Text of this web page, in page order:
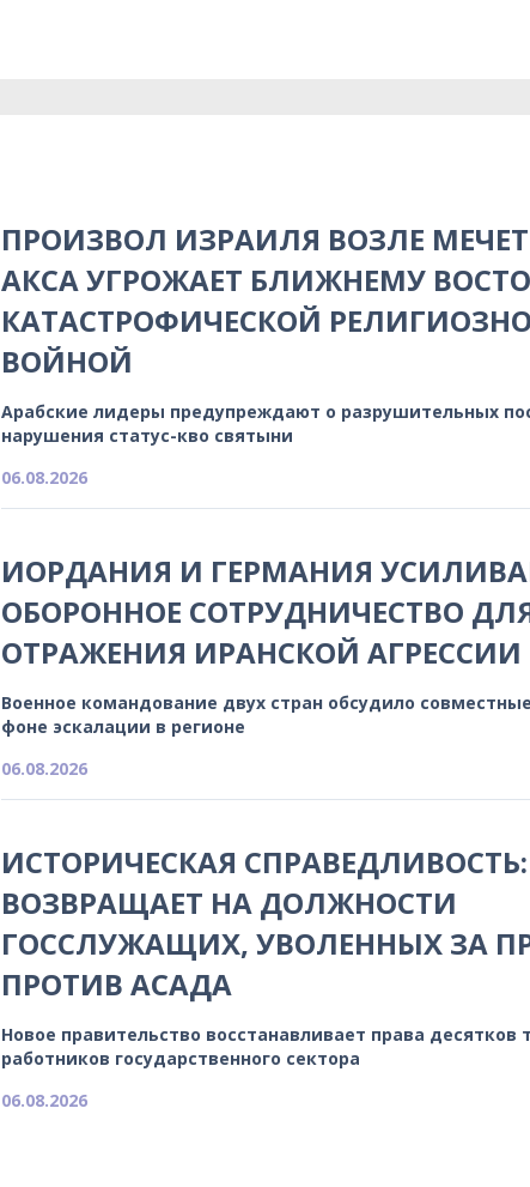
ПРОИЗВОЛ ИЗРАИЛЯ ВОЗЛЕ
АКСА УГРОЖАЕТ БЛИЖНЕМУ
КАТАСТРОФИЧЕСКОЙ
ВОЙНОЙ
Арабские лидеры предупреждают о разрушительных
нарушения статус-кво святыни
06.08.2026
ИОРДАНИЯ И ГЕРМАНИЯ
ОБОРОННОЕ СОТРУДНИЧЕСТВО
ОТРАЖЕНИЯ ИРАНСКОЙ АГРЕССИИ
Военное командование двух стран обсудило
фоне эскалации в регионе
06.08.2026
ИСТОРИЧЕСКАЯ
ВОЗВРАЩАЕТ НА ДОЛЖНОСТИ
ГОССЛУЖАЩИХ, УВОЛЕННЫХ ЗА
ПРОТИВ АСАДА
Новое правительство восстанавливает права десятков
работников государственного сектора
06.08.2026